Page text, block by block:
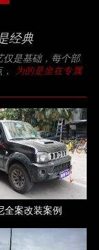
经典
仅是基础，每个部
为的是坐在专属
全案改装案例